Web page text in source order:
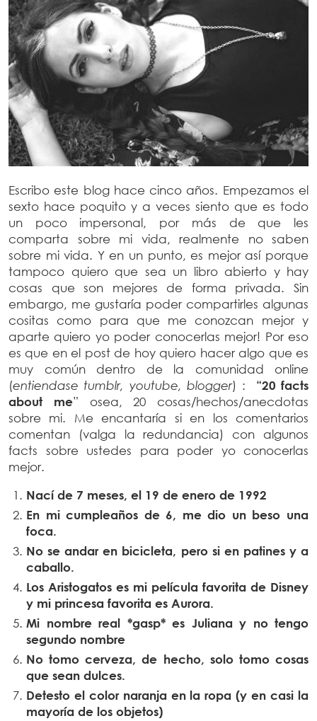
Escribo este blog hace cinco años. Empezamos el
sexto hace poquito y a veces siento que es todo
un poco impersonal, por más de que les
comparta sobre mi vida, realmente no saben
sobre mi vida. Y en un punto, es mejor así porque
tampoco quiero que sea un libro abierto y hay
cosas que son mejores de forma privada. Sin
embargo, me gustaría poder compartirles algunas
cositas como para que me conozcan mejor y
aparte quiero yo poder conocerlas mejor! Por eso
es que en el post de hoy quiero hacer algo que es
muy común dentro de la comunidad online
(entiendase tumblr, youtube, blogger) : “20 facts
about me” osea, 20 cosas/hechos/anecdotas
sobre mi. Me encantaría si en los comentarios
comentan (valga la redundancia) con algunos
facts sobre ustedes para poder yo conocerlas
mejor.
Nací de 7 meses, el 19 de enero de 1992
En mi cumpleaños de 6, me dio un beso una
foca.
No se andar en bicicleta, pero si en patines y a
caballo.
Los Aristogatos es mi película favorita de Disney
y mi princesa favorita es Aurora.
Mi nombre real *gasp* es Juliana y no tengo
segundo nombre
No tomo cerveza, de hecho, solo tomo cosas
que sean dulces.
Detesto el color naranja en la ropa (y en casi la
mayoría de los objetos)